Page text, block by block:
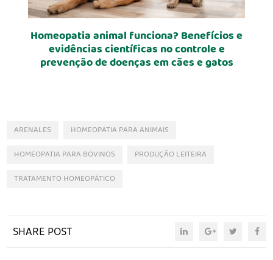
Homeopatia animal funciona? Benefícios e
evidências científicas no controle e
prevenção de doenças em cães e gatos
ARENALES
HOMEOPATIA PARA ANIMAIS
HOMEOPATIA PARA BOVINOS
PRODUÇÃO LEITEIRA
TRATAMENTO HOMEOPÁTICO
SHARE POST